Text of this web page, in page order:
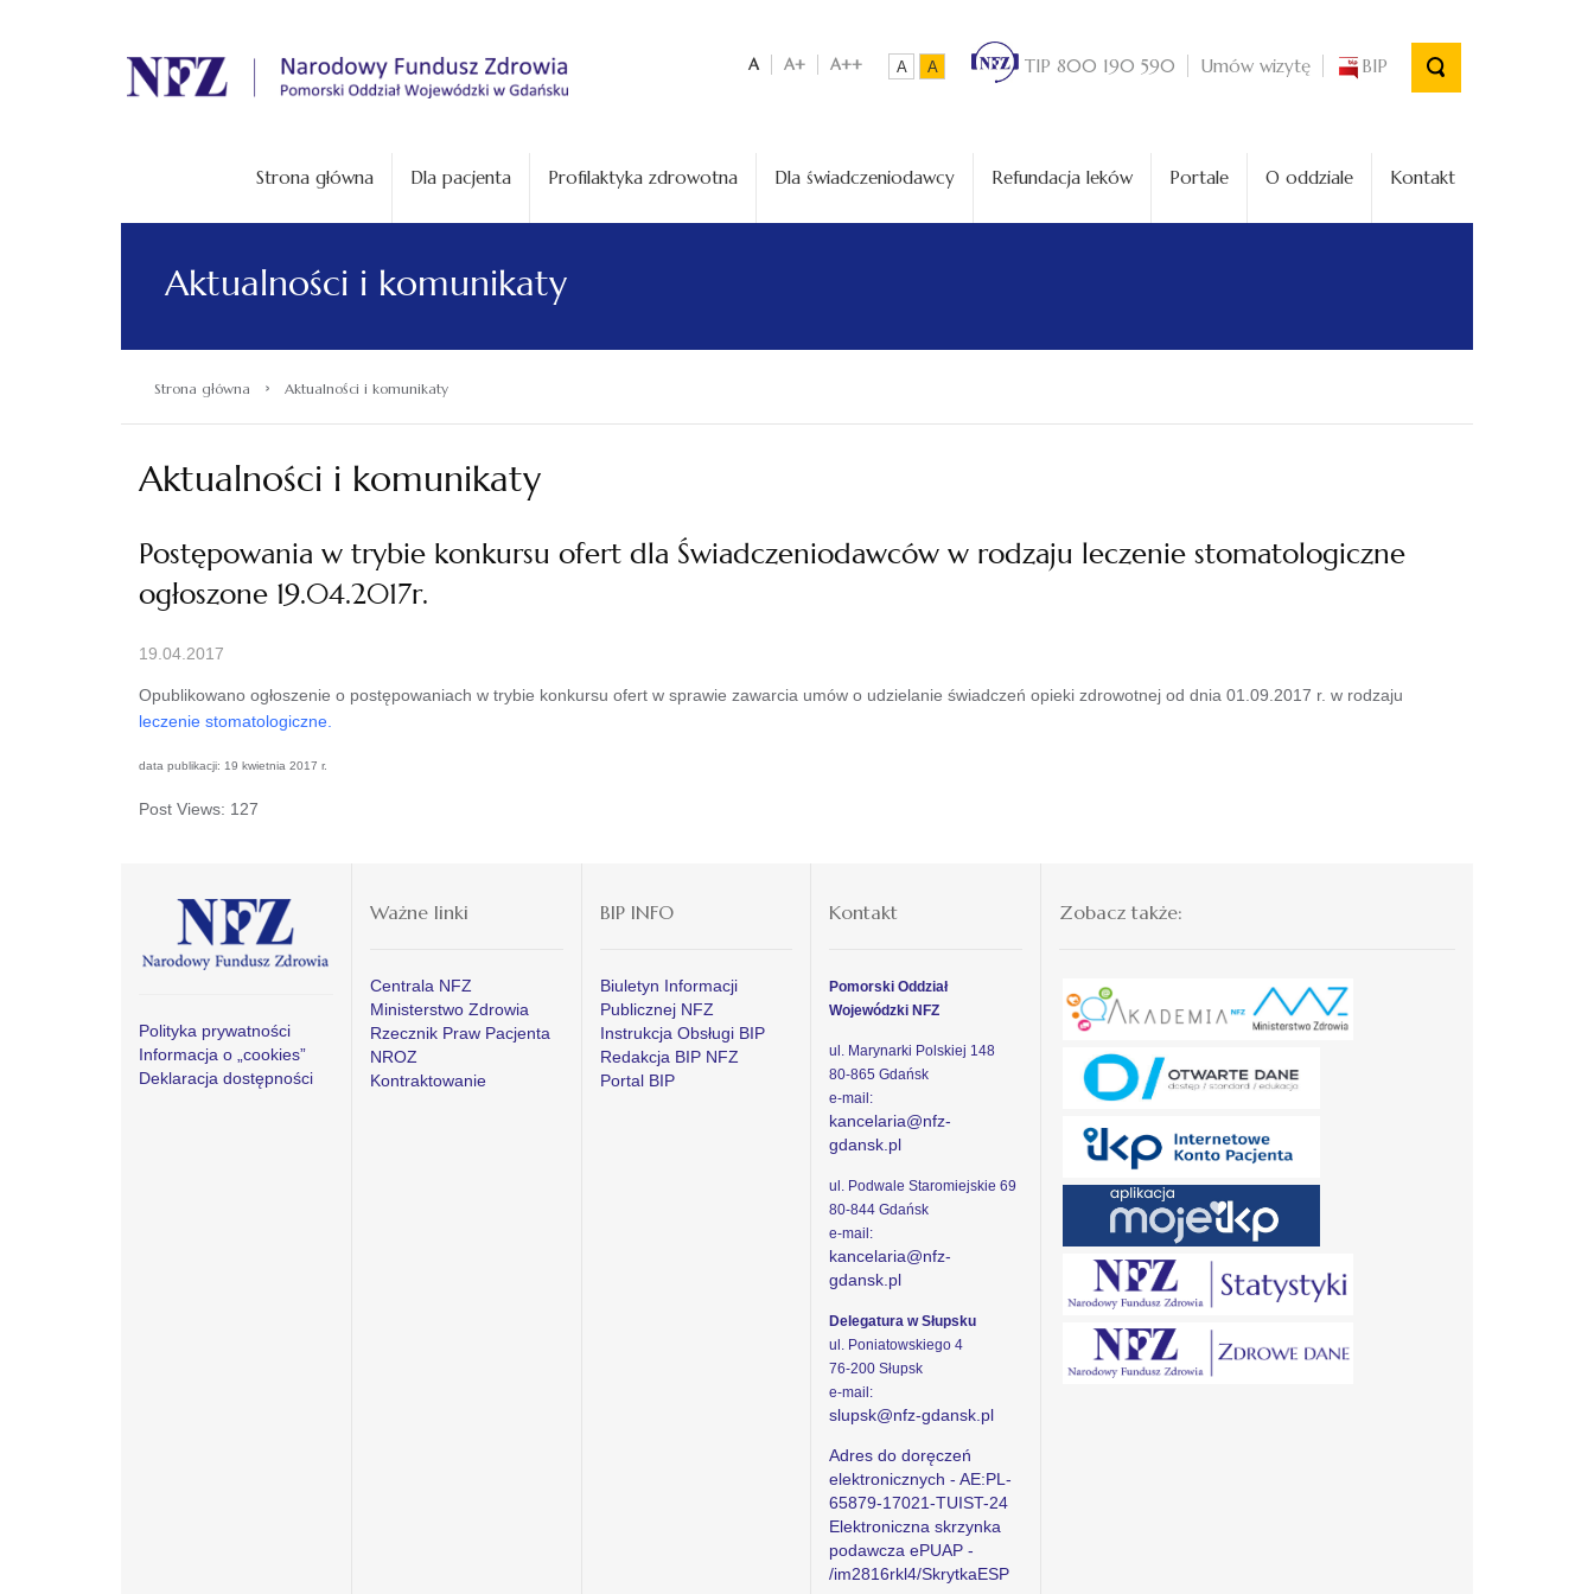
. A A+ A++ A A TIP 800 190 590 Umów wizytę BIP
Strona główna Dla pacjenta Profilaktyka zdrowotna Dla świadczeniodawcy Refundacja leków Portale O oddziale Kontakt
Aktualności i komunikaty
Strona główna › Aktualności i komunikaty
Aktualności i komunikaty
Postępowania w trybie konkursu ofert dla Świadczeniodawców w rodzaju leczenie stomatologiczne
ogłoszone 19.04.2017r.
19.04.2017
Opublikowano ogłoszenie o postępowaniach w trybie konkursu ofert w sprawie zawarcia umów o udzielanie świadczeń opieki zdrowotnej od dnia 01.09.2017 r. w rodzaju
leczenie stomatologiczne.
data publikacji: 19 kwietnia 2017 r.
Post Views: 127
Polityka prywatności
Informacja o „cookies”
Deklaracja dostępności
Ważne linki
Centrala NFZ
Ministerstwo Zdrowia
Rzecznik Praw Pacjenta
NROZ
Kontraktowanie
BIP INFO
Biuletyn Informacji
Publicznej NFZ
Instrukcja Obsługi BIP
Redakcja BIP NFZ
Portal BIP
Kontakt
Pomorski Oddział
Wojewódzki NFZ
ul. Marynarki Polskiej 148
80-865 Gdańsk
e-mail:
kancelaria@nfz-
gdansk.pl
ul. Podwale Staromiejskie 69
80-844 Gdańsk
e-mail:
kancelaria@nfz-
gdansk.pl
Delegatura w Słupsku
ul. Poniatowskiego 4
76-200 Słupsk
e-mail:
slupsk@nfz-gdansk.pl
Adres do doręczeń
elektronicznych - AE:PL-
65879-17021-TUIST-24
Elektroniczna skrzynka
podawcza ePUAP -
/im2816rkl4/SkrytkaESP
Zobacz także: